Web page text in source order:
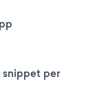
snippet per